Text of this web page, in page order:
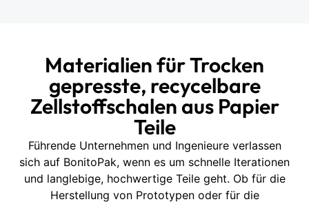
Materialien für Trocken
gepresste, recycelbare
Zellstoffschalen aus Papier
Teile
Führende Unternehmen und Ingenieure verlassen
sich auf BonitoPak, wenn es um schnelle Iterationen
und langlebige, hochwertige Teile geht. Ob für die
Herstellung von Prototypen oder für die